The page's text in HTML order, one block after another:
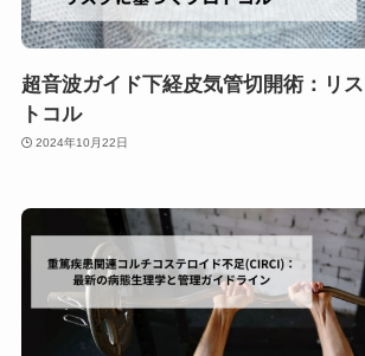
超音波ガイド下経皮気管切開術：リ
トコル
2024年10月22日